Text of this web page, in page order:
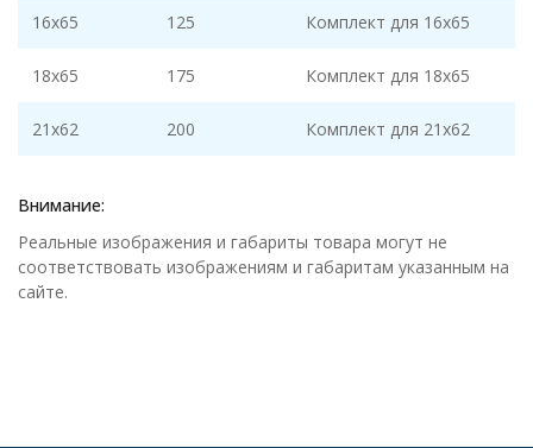
16x65 125 Комплект для 16x65
18x65 175 Комплект для 18x65
21x62 200 Комплект для 21x62
Внимание:
Реальные изображения и габариты товара могут не
соответствовать изображениям и габаритам указанным на
сайте.